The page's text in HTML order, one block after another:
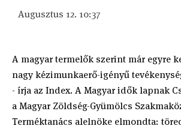
Augusztus 12. 10:37
A magyar termelők szerint már egyre
nagy kézimunkaerő-igényű
- írja az Index. A Magyar idők lapnak
a Magyar Zöldség-Gyümölcs
Terméktanács alelnöke elmondta: